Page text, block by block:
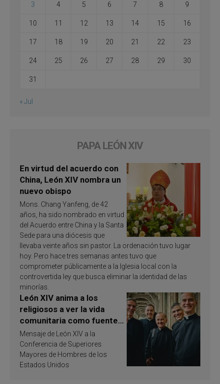
3 4 5 6 7 8 9
10 11 12 13 14 15 16
17 18 19 20 21 22 23
24 25 26 27 28 29 30
31
« Jul
PAPA LEÓN XIV
En virtud del acuerdo con
China, León XIV nombra un
nuevo obispo
Mons. Chang Yanfeng, de 42
años, ha sido nombrado en virtud
del Acuerdo entre China y la Santa
Sede para una diócesis que
llevaba veinte años sin pastor. La ordenación tuvo lugar
hoy. Pero hace tres semanas antes tuvo que
comprometer públicamente a la Iglesia local con la
controvertida ley que busca eliminar la identidad de las
minorías.
León XIV anima a los
religiosos a ver la vida
comunitaria como fuente
de inspiración y
santificación
Mensaje de León XIV a la
Conferencia de Superiores
Mayores de Hombres de los
Estados Unidos